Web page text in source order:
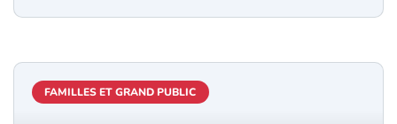
FAMILLES ET GRAND PUBLIC